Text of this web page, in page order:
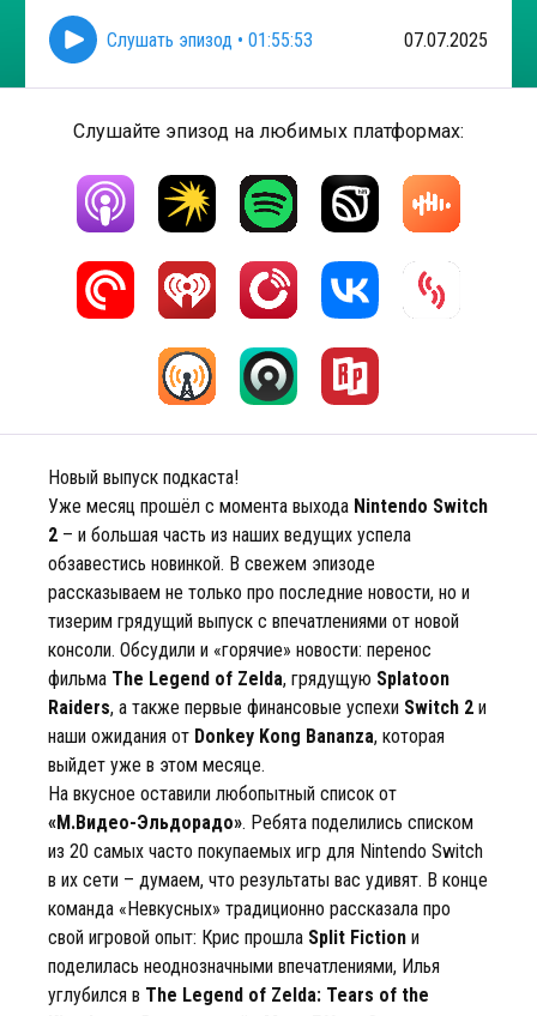
Слушать эпизод • 01:55:53 07.07.2025
Слушайте эпизод на любимых платформах:
Новый выпуск подкаста!
Уже месяц прошёл с момента выхода Nintendo Switch
2 – и большая часть из наших ведущих успела
обзавестись новинкой. В свежем эпизоде
рассказываем не только про последние новости, но и
тизерим грядущий выпуск с впечатлениями от новой
консоли. Обсудили и «горячие» новости: перенос
фильма The Legend of Zelda, грядущую Splatoon
Raiders, а также первые финансовые успехи Switch 2 и
наши ожидания от Donkey Kong Bananza, которая
выйдет уже в этом месяце.
На вкусное оставили любопытный список от
«М.Видео-Эльдорадо». Ребята поделились списком
из 20 самых часто покупаемых игр для Nintendo Switch
в их сети – думаем, что результаты вас удивят. В конце
команда «Невкусных» традиционно рассказала про
свой игровой опыт: Крис прошла Split Fiction и
поделилась неоднозначными впечатлениями, Илья
углубился в The Legend of Zelda: Tears of the